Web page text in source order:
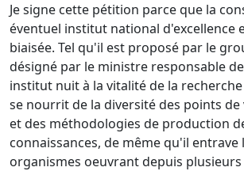
Je signe cette pétition parce que la
éventuel institut national d'excellence
biaisée. Tel qu'il est proposé par le
désigné par le ministre responsable
institut nuit à la vitalité de la
se nourrit de la diversité des points
et des méthodologies de production
connaissances, de même qu'il entrave
organismes oeuvrant depuis plusieurs